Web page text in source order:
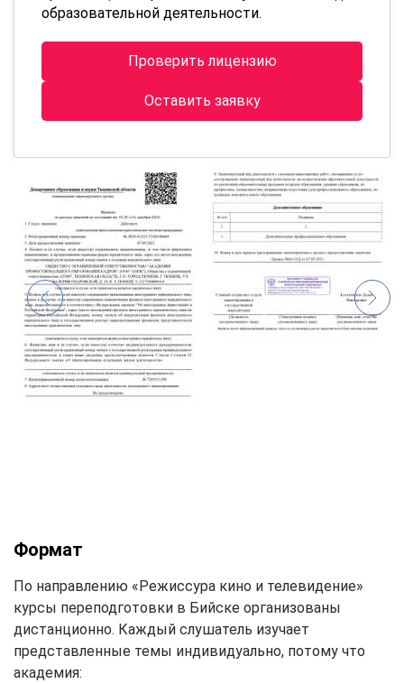
образовательной деятельности.
Проверить лицензию
Оставить заявку
Формат
По направлению «Режиссура кино и телевидение»
курсы переподготовки в Бийске организованы
дистанционно. Каждый слушатель изучает
представленные темы индивидуально, потому что
академия: